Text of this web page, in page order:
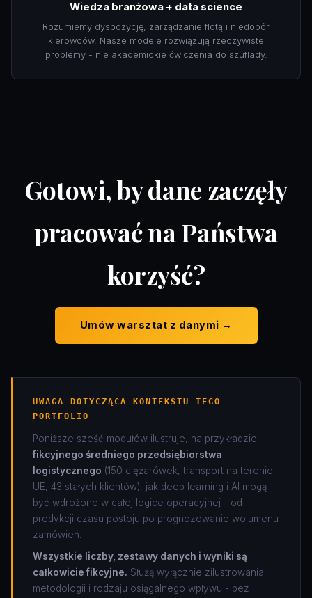
Wiedza branżowa + data science
Rozumiemy dyspozycję, zarządzanie flotą i niedobór
kierowców. Nasze modele rozwiązują rzeczywiste
problemy - nie akademickie ćwiczenia do szuflady.
Gotowi, by dane zaczęły
pracować na Państwa
korzyść?
Umów warsztat z danymi →
UWAGA DOTYCZĄCA KONTEKSTU TEGO
PORTFOLIO
Poniższe sześć modułów ilustruje, na przykładzie
fikcyjnego średniego przedsiębiorstwa
logistycznego (150 ciężarówek, transport na terenie
UE, 43 stałych klientów), jak deep learning i AI mogą
być wdrożone w całej logice operacyjnej - od
predykcji czasu postoju po prognozowanie wolumenu
zamówień.
Wszystkie liczby, zestawy danych i wyniki są
całkowicie fikcyjne. Służą wyłącznie zilustrowania
metodologii i rodzaju osiągalnego wpływu - bez